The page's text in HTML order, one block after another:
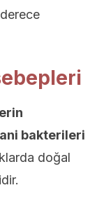
bakterileri
doğal